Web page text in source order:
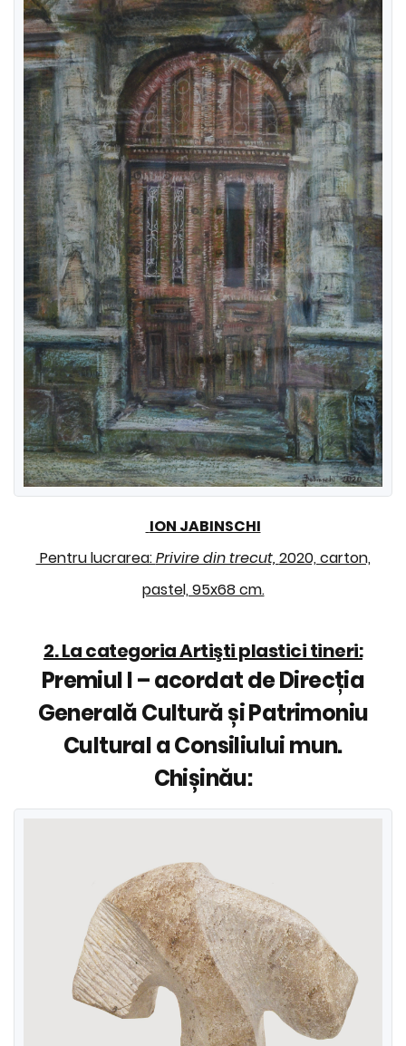
ION JABINSCHI
Pentru lucrarea:Privire din trecut, 2020, carton,
pastel, 95x68 cm.
2. La categoria Artişti plastici tineri:
Premiul I – acordat de Direcția
Generală Cultură și Patrimoniu
Cultural a Consiliului mun.
Chișinău: